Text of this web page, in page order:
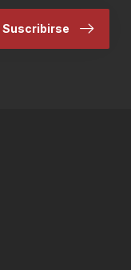
Suscribirse